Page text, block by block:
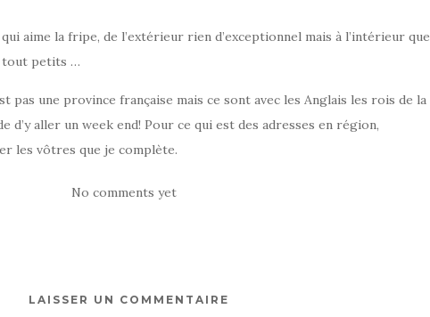
aime la fripe, de l’extérieur rien d’exceptionnel mais à l’intérieur que
tout petits …
pas une province française mais ce sont avec les Anglais les rois de la
d’y aller un week end! Pour ce qui est des adresses en région,
les vôtres que je complète.
No comments yet
LAISSER UN COMMENTAIRE